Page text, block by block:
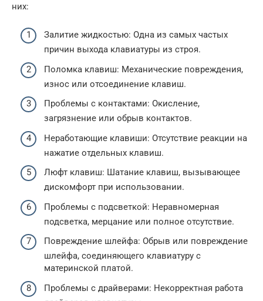
них:
Залитие жидкостью: Одна из самых частых
причин выхода клавиатуры из строя.
Поломка клавиш: Механические повреждения,
износ или отсоединение клавиш.
Проблемы с контактами: Окисление,
загрязнение или обрыв контактов.
Неработающие клавиши: Отсутствие реакции на
нажатие отдельных клавиш.
Люфт клавиш: Шатание клавиш, вызывающее
дискомфорт при использовании.
Проблемы с подсветкой: Неравномерная
подсветка, мерцание или полное отсутствие.
Повреждение шлейфа: Обрыв или повреждение
шлейфа, соединяющего клавиатуру с
материнской платой.
Проблемы с драйверами: Некорректная работа